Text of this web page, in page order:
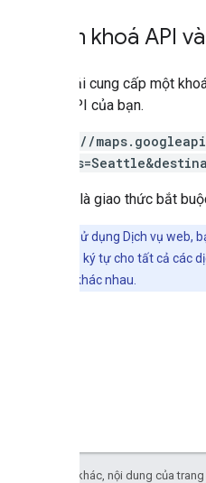
Thêm khoá API
Bạn phải cung cấp một
khoá API của bạn.
https://
HTTPS là giao thức bắt
Khi sử dụng Dịch vụ web,
giới hạn ở 2048 ký tự cho tất cả các
hạn ký tự URL khác nhau.
Trừ phi có lưu ý khác, nội dung của